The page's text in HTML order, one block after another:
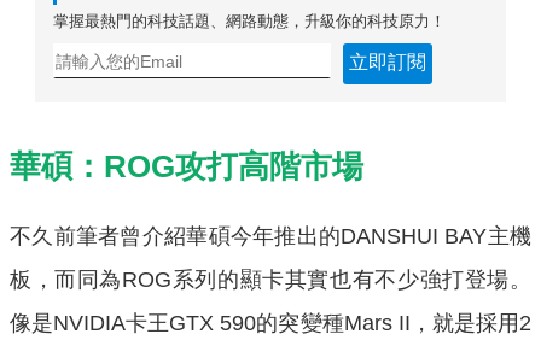
掌握最熱門的科技話題、網路動態，升級你的科技原力！
立即訂閱
華碩：ROG攻打高階市場
不久前筆者曾介紹華碩今年推出的DANSHUI BAY主機
板，而同為ROG系列的顯卡其實也有不少強打登場。
像是NVIDIA卡王GTX 590的突變種Mars II，就是採用2